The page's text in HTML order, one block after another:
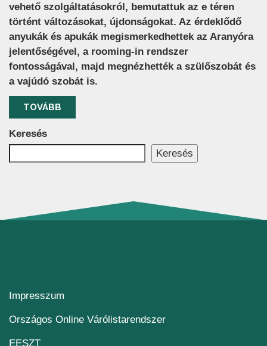
vehető szolgáltatásokról, bemutattuk az e téren
történt változásokat, újdonságokat. Az érdeklődő
anyukák és apukák megismerkedhettek az Aranyóra
jelentőségével, a rooming-in rendszer
fontosságával, majd megnézhették a szülőszobát és
a vajúdó szobát is.
TOVÁBB
Keresés
Keresés
Impresszum
Országos Online Várólistarendszer(új ablakban nyílik
EESZT(új ablakban nyílik meg)